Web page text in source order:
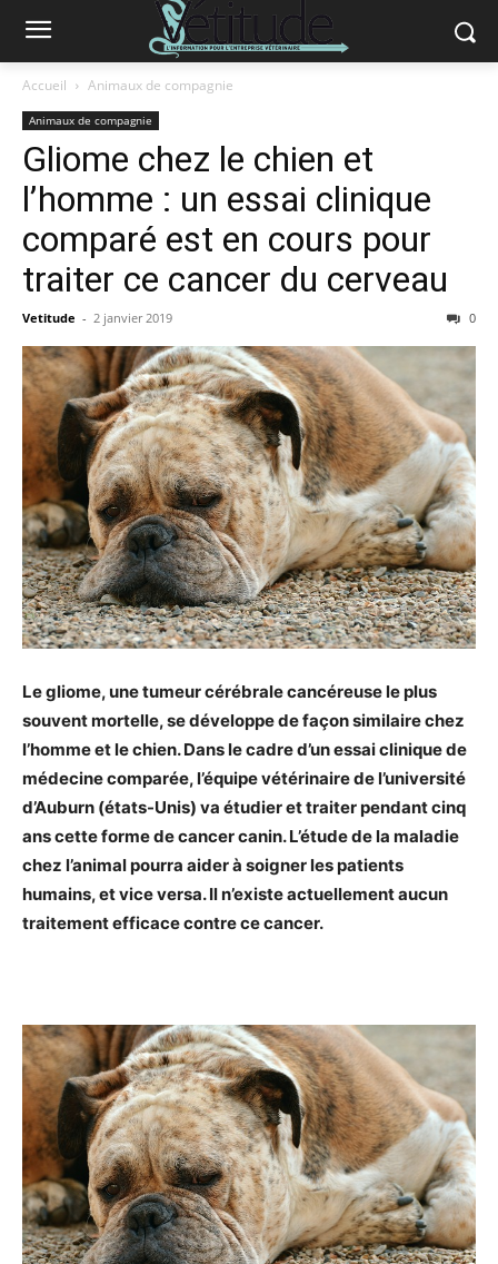
Accueil Animaux de compagnie
Animaux de compagnie
Gliome chez le chien et
l’homme : un essai clinique
comparé est en cours pour
traiter ce cancer du cerveau
Vetitude - 2 janvier 2019 0
Le gliome, une tumeur cérébrale cancéreuse le plus
souvent mortelle, se développe de façon similaire chez
l’homme et le chien. Dans le cadre d’un essai clinique de
médecine comparée, l’équipe vétérinaire de l’université
d’Auburn (états-Unis) va étudier et traiter pendant cinq
ans cette forme de cancer canin. L’étude de la maladie
chez l’animal pourra aider à soigner les patients
humains, et vice versa. Il n’existe actuellement aucun
traitement efficace contre ce cancer.